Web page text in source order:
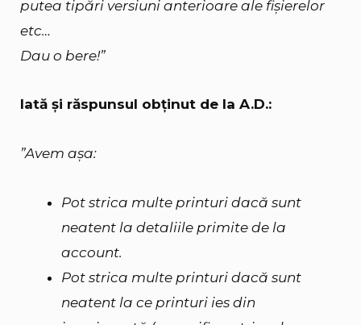
putea tipări versiuni anterioare ale fișierelor
etc…
Dau o bere!”
Iată și răspunsul obținut de la A.D.:
”Avem așa:
Pot strica multe printuri dacă sunt
neatent la detaliile primite de la
account.
Pot strica multe printuri dacă sunt
neatent la ce printuri ies din